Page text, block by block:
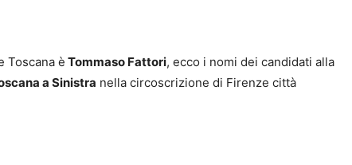
Toscana è Tommaso Fattori, ecco i nomi dei candidati alla
a Sinistra nella circoscrizione di Firenze città